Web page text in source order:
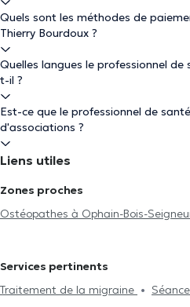
Quels sont les méthodes de
Thierry Bourdoux ?
Quelles langues le professionnel
t-il ?
Est-ce que le professionnel de
d'associations ?
Liens utiles
Zones proches
Ostéopathes à Ophain-Bois-
Ostéopathes à Haut-Ittre
Ostéopathes à Rhode-Saint-
Services pertinents
Traitement de la migraine